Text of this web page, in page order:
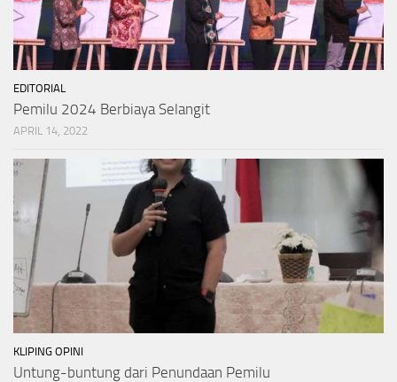
EDITORIAL
Pemilu 2024 Berbiaya Selangit
APRIL 14, 2022
KLIPING OPINI
Untung-buntung dari Penundaan Pemilu